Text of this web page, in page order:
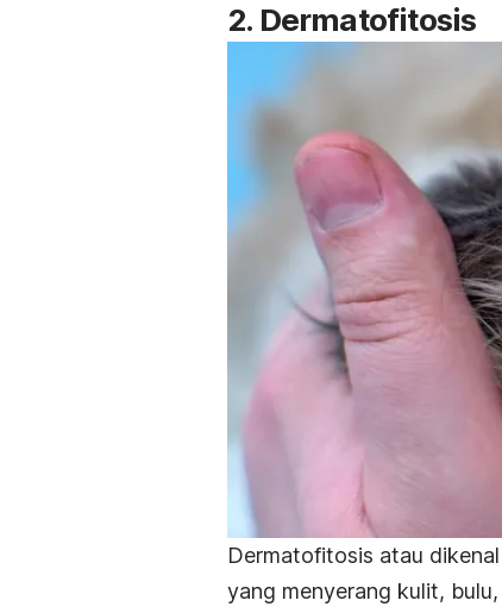
2. Dermatofitosis
Dermatofitosis atau
yang menyerang kulit,